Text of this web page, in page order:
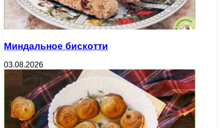
Миндальное бискотти
03.08.2026